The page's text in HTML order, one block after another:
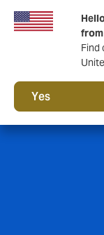
Find
Yes
Tärkeää
jäsen!